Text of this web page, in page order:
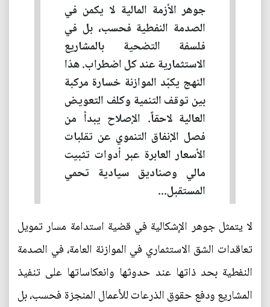
جوهر الأزمة المالية لا يكمن في
الصدمة النفطية فحسب، بل في
فلسفة التضحية بالمشاريع
الاستثمارية عند كل اضطراب. هذا
النهج يكبّد الموازنة خسارة مركبة
بين توقف التنمية وكلف التعويض
العالية لاحقاً. الإصلاح يبدأ من
فصل الإنفاق التنموي عن تقلبات
الأسعار العابرة عبر أدوات تثبيت
مالي وصناديق سيادية تحمي
المستقبل...
لا يتمثل جوهر الإشكالية في قضية استدامة مسار تمويل
تعاقدات الشق الاستثماري في الموازنة العامة، في الصدمة
النفطية بحد ذاتها عند حدوثها وانعكاساتها على تنفيذ
المشاريع ودفع حقوق الذرعات للأعمال المنجزة فحسب، بل